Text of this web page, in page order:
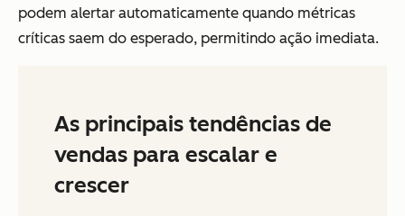
podem alertar automaticamente quando métricas
críticas saem do esperado, permitindo ação imediata.
As principais tendências de
vendas para escalar e
crescer